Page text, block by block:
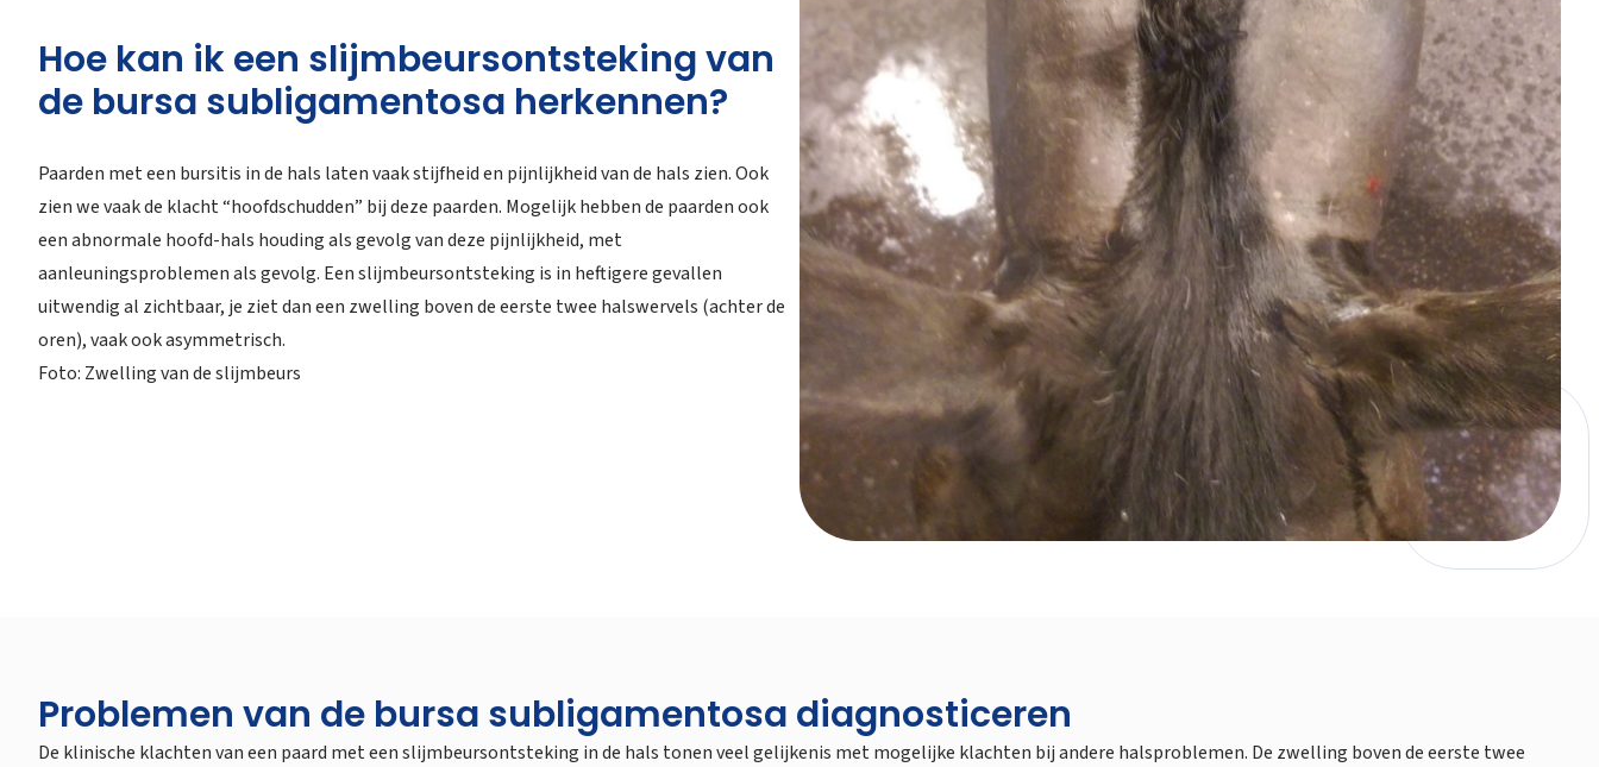
Hoe kan ik een slijmbeursontsteking van
de bursa subligamentosa herkennen?
Paarden met een bursitis in de hals laten vaak stijfheid en pijnlijkheid van de hals zien. Ook
zien we vaak de klacht “hoofdschudden” bij deze paarden. Mogelijk hebben de paarden ook
een abnormale hoofd-hals houding als gevolg van deze pijnlijkheid, met
aanleuningsproblemen als gevolg. Een slijmbeursontsteking is in heftigere gevallen
uitwendig al zichtbaar, je ziet dan een zwelling boven de eerste twee halswervels (achter de
oren), vaak ook asymmetrisch.
Foto: Zwelling van de slijmbeurs
Problemen van de bursa subligamentosa diagnosticeren
De klinische klachten van een paard met een slijmbeursontsteking in de hals tonen veel gelijkenis met mogelijke klachten bij andere halsproblemen. De zwelling boven de eerste twee